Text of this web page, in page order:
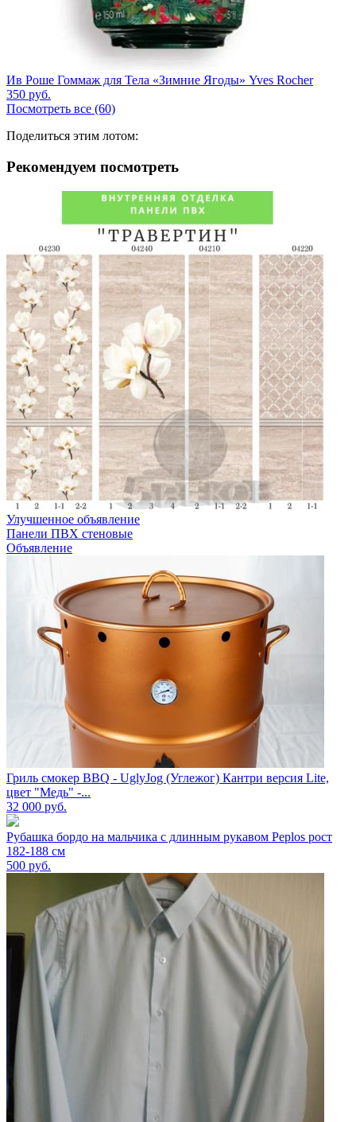
Ив Роше Гоммаж для Тела «Зимние Ягоды» Yves Rocher
350 руб.
Посмотреть все (60)
Поделиться этим лотом:
Рекомендуем посмотреть
Улучшенное объявление
Панели ПВХ стеновые
Объявление
Гриль смокер BBQ - UglyJog (Углежог) Кантри версия Lite,
цвет "Медь" -...
32 000 руб.
Рубашка бордо на мальчика с длинным рукавом Peplos рост
182-188 см
500 руб.